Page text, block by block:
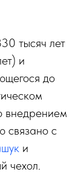
тысяч лет
и
до
внедрением
связано с
и
чехол.